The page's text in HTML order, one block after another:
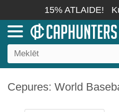
15% ATLAIDE!
Cepures: World